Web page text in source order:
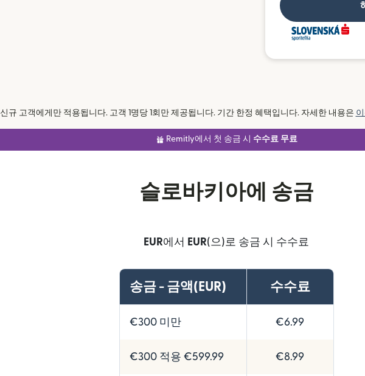
신규 고객에게만 적용됩니다. 고객 1명당 1회만 제공됩니다. 기간 한정 혜택입니다. 자세한 내용은
Remitly에서 첫 송금 시 수수료 무료
슬로바키아에 송금
EUR에서 EUR(으)로 송금 시 수수료
송금 - 금액(EUR) 수수료
€300 미만 €6.99
€300 적용 €599.99 €8.99